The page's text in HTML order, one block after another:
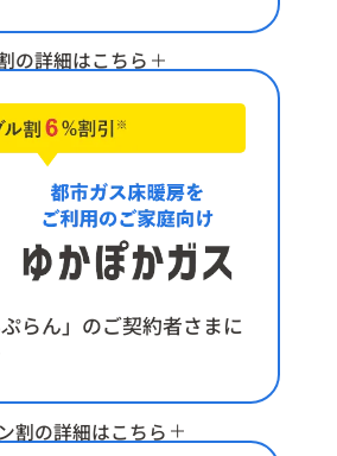
ぞれ0.5％割引。ただし、スマー
割対象外。基本料金および従量
）
の詳細はこちら
らん」のご契約者さまに
て、料金をさらに割引
割の詳細はこちら